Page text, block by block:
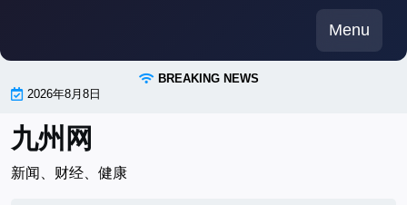
content
Menu
BREAKING NEWS
2026年8月8日
九州网
新闻、财经、健康